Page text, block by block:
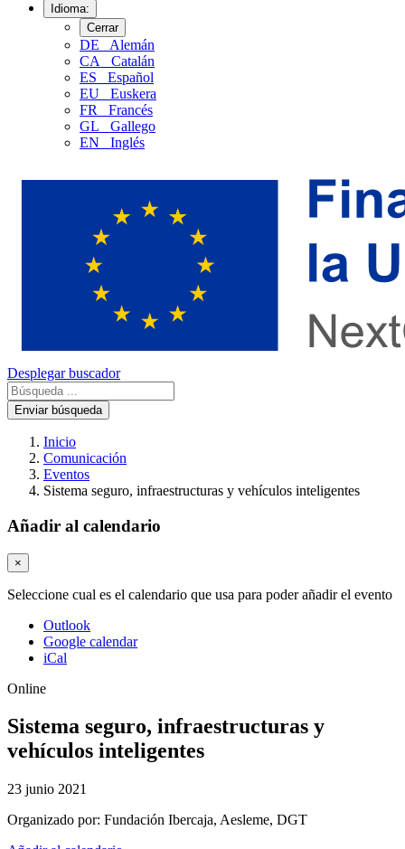
Idioma:
Cerrar
DE
Alemán
CA
Catalán
ES
Español
EU
Euskera
FR
Francés
GL
Gallego
EN
Inglés
Desplegar buscador
Enviar búsqueda
Inicio
Comunicación
Eventos
Sistema seguro, infraestructuras y vehículos inteligentes
Añadir al calendario
×
Seleccione cual es el calendario que usa para poder añadir el evento
Outlook
Google calendar
iCal
Online
Sistema seguro, infraestructuras y
vehículos inteligentes
23 junio 2021
Organizado por: Fundación Ibercaja, Aesleme, DGT